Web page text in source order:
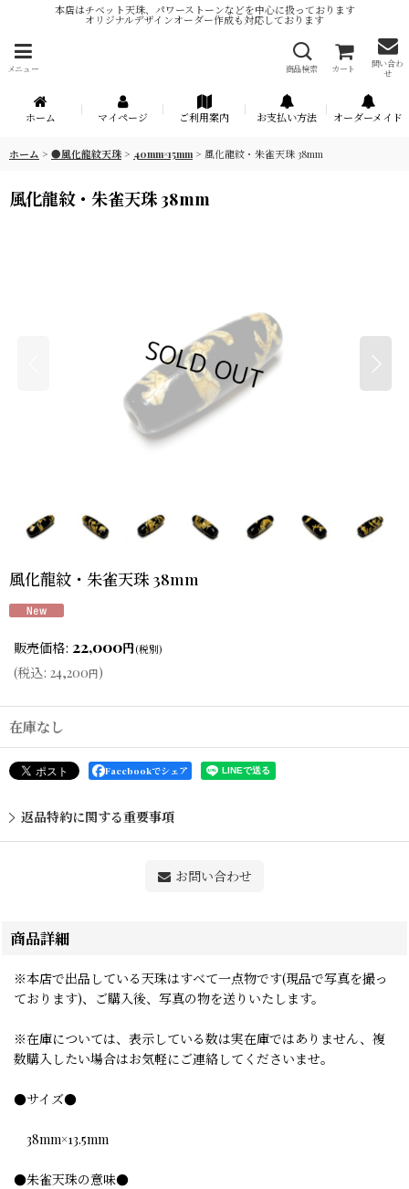
本店はチベット天珠、パワーストーンなどを中心に扱っております
オリジナルデザインオーダー作成も対応しております
メニュー 商品検索 カート
問い合わ
せ
ホーム マイページ ご利用案内 お支払い方法 オーダーメイド
ホーム > ●風化龍紋天珠 > 40mm×15mm > 風化龍紋・朱雀天珠 38mm
風化龍紋・朱雀天珠 38mm
風化龍紋・朱雀天珠 38mm
販売価格: 22,000円(税別)
(税込: 24,200円)
在庫なし
Facebookでシェア
返品特約に関する重要事項
お問い合わせ
商品詳細
※本店で出品している天珠はすべて一点物です(現品で写真を撮っ
ております)、ご購入後、写真の物を送りいたします。
※在庫については、表示している数は実在庫ではありません、複
数購入したい場合はお気軽にご連絡してくださいませ。
●サイズ●
38mm×13.5mm
●朱雀天珠の意味●